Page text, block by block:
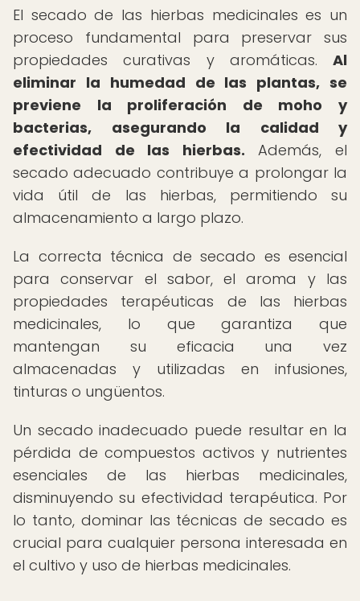
El secado de las hierbas medicinales es un
proceso fundamental para preservar sus
propiedades curativas y aromáticas. Al
eliminar la humedad de las plantas, se
previene la proliferación de moho y
bacterias, asegurando la calidad y
efectividad de las hierbas. Además, el
secado adecuado contribuye a prolongar la
vida útil de las hierbas, permitiendo su
almacenamiento a largo plazo.
La correcta técnica de secado es esencial
para conservar el sabor, el aroma y las
propiedades terapéuticas de las hierbas
medicinales, lo que garantiza que
mantengan su eficacia una vez
almacenadas y utilizadas en infusiones,
tinturas o ungüentos.
Un secado inadecuado puede resultar en la
pérdida de compuestos activos y nutrientes
esenciales de las hierbas medicinales,
disminuyendo su efectividad terapéutica. Por
lo tanto, dominar las técnicas de secado es
crucial para cualquier persona interesada en
el cultivo y uso de hierbas medicinales.